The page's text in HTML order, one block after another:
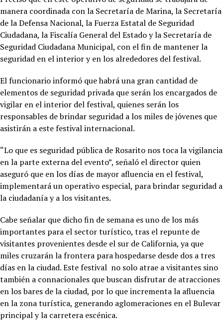
manera coordinada con la Secretaría de Marina, la Secretaría
de la Defensa Nacional, la Fuerza Estatal de Seguridad
Ciudadana, la Fiscalía General del Estado y la Secretaría de
Seguridad Ciudadana Municipal, con el fin de mantener la
seguridad en el interior y en los alrededores del festival.
El funcionario informó que habrá una gran cantidad de
elementos de seguridad privada que serán los encargados de
vigilar en el interior del festival, quienes serán los
responsables de brindar seguridad a los miles de jóvenes que
asistirán a este festival internacional.
“Lo que es seguridad pública de Rosarito nos toca la vigilancia
en la parte externa del evento”, señaló el director quien
aseguró que en los días de mayor afluencia en el festival,
implementará un operativo especial, para brindar seguridad a
la ciudadanía y a los visitantes.
Cabe señalar que dicho fin de semana es uno de los más
importantes para el sector turístico, tras el repunte de
visitantes provenientes desde el sur de California, ya que
miles cruzarán la frontera para hospedarse desde dos a tres
días en la ciudad. Este festival no solo atrae a visitantes sino
también a connacionales que buscan disfrutar de atracciones
en los bares de la ciudad, por lo que incrementa la afluencia
en la zona turística, generando aglomeraciones en el Bulevar
principal y la carretera escénica.